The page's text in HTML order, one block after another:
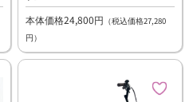
本体価格24,800円 （税込価格27,280
円）